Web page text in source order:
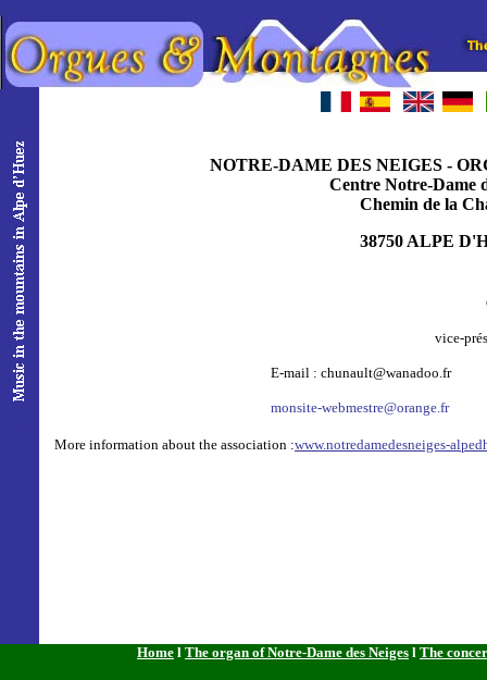
NOTRE-DAME DES NEIGES -
Centre Notre-Dame
Chemin de la
38750 ALPE
vice-
E-mail : chunault@wanadoo.fr
monsite-webmestre@orange.fr
More information about the association :www.notredamedesneiges-
Home l The organ of Notre-Dame des Neiges l The